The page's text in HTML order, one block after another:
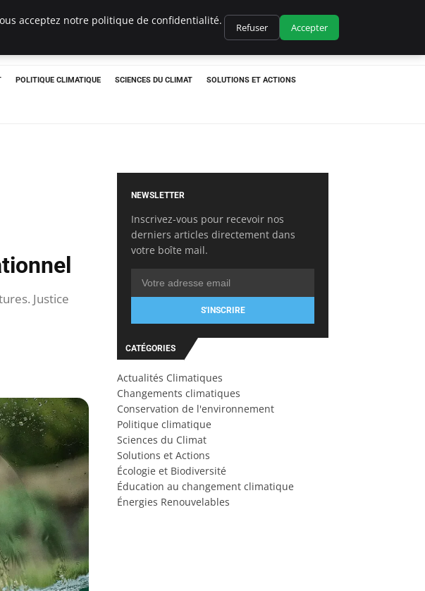
POLITIQUE CLIMATIQUE SCIENCES DU CLIMAT SOLUTIONS ET ACTIONS
Justice
NEWSLETTER
Inscrivez-vous pour recevoir nos
derniers articles directement dans
votre boîte mail.
S'INSCRIRE
CATÉGORIES
Actualités Climatiques
Changements climatiques
Conservation de l'environnement
Politique climatique
Sciences du Climat
Solutions et Actions
Écologie et Biodiversité
Éducation au changement climatique
Énergies Renouvelables
acceptez notre politique de confidentialité.
Refuser Accepter